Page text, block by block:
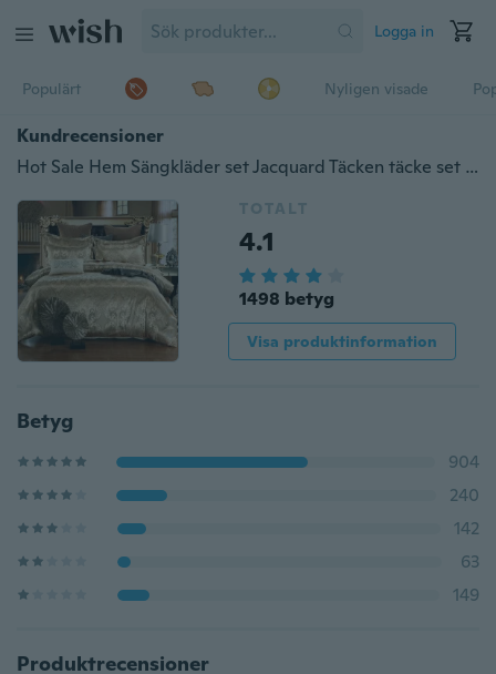
Logga in
Populärt Nyligen visade
Kundrecensioner
Hot Sale Hem Sängkläder set Jacquard Täcken täcke set 4st sängkläder lyxiga sängkläder Queen king size sängsatser Guldblå
TOTALT
4.1
1498 betyg
Visa produktinformation
Betyg
904
240
142
63
149
Produktrecensioner